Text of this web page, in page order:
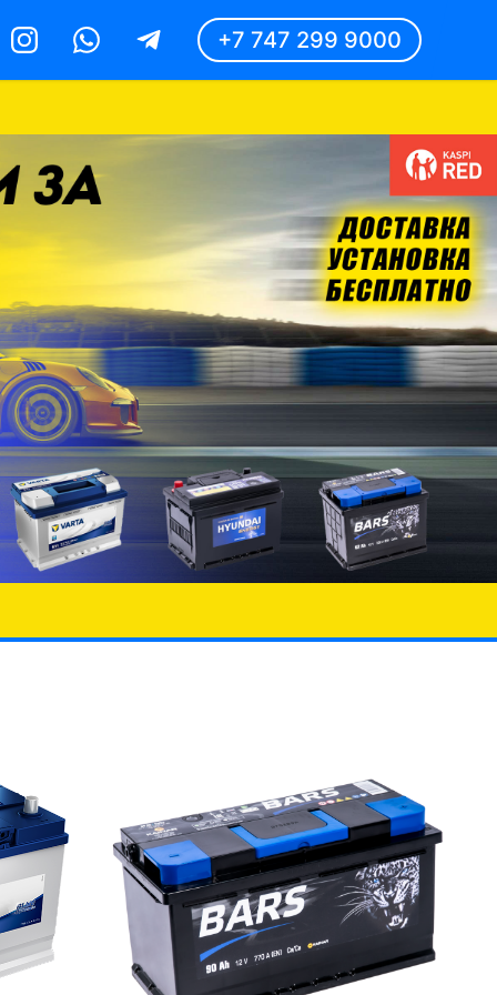
InstagramWhatsappTelegram +7 747 299 9000